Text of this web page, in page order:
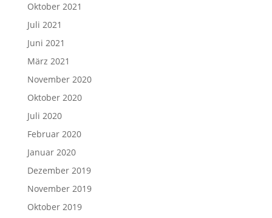
Oktober 2021
Juli 2021
Juni 2021
März 2021
November 2020
Oktober 2020
Juli 2020
Februar 2020
Januar 2020
Dezember 2019
November 2019
Oktober 2019